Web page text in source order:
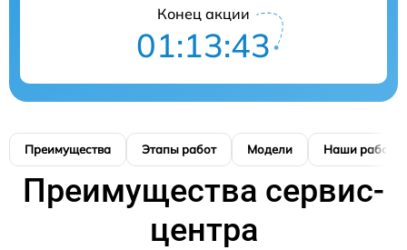
Конец акции
01:13:42
Преимущества Этапы работ Модели Наши работы
Преимущества сервис-
центра